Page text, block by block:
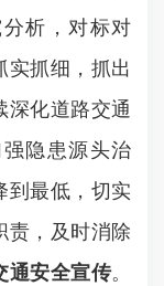
析，对标对
实抓细，抓出
深化道路交通
隐患源头治
到最低，切实
责，及时消除
通安全宣传。